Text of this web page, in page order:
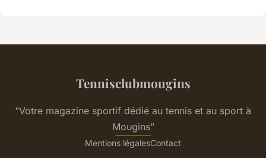
Tennisclubmougins
“Votre magazine sportif dédié au tennis et au sport à
Mougins”
Mentions légalesContact